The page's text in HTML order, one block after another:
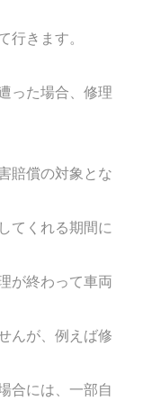
きます。
った場合、修理
賠償の対象とな
てくれる期間に
が終わって車両
んが、例えば修
合には、一部自